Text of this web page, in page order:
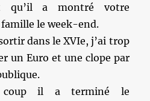
qu’il a montré votre
le week-end.
dans le XVIe, j’ai trop
un Euro et une clope par
il a terminé le